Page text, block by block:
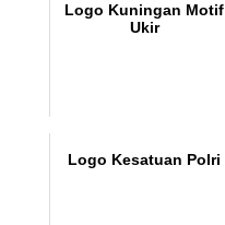
Logo Kuningan Motif
Ukir
Logo Kesatuan Polri